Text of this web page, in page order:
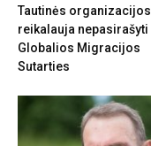
Tautinės organizacijos
reikalauja nepasirašyti
Globalios Migracijos
Sutarties